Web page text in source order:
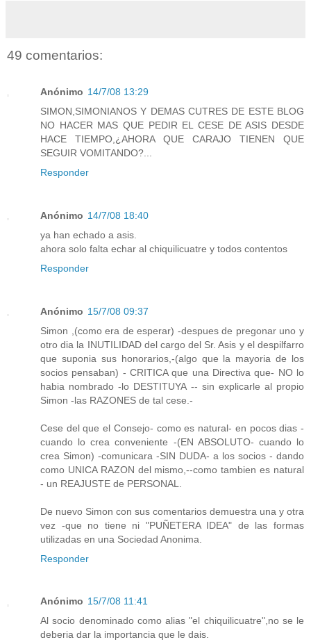
49 comentarios:
Anónimo 14/7/08 13:29
SIMON,SIMONIANOS Y DEMAS CUTRES DE ESTE BLOG
NO HACER MAS QUE PEDIR EL CESE DE ASIS DESDE
HACE TIEMPO,¿AHORA QUE CARAJO TIENEN QUE
SEGUIR VOMITANDO?...
Responder
Anónimo 14/7/08 18:40
ya han echado a asis.
ahora solo falta echar al chiquilicuatre y todos contentos
Responder
Anónimo 15/7/08 09:37
Simon ,(como era de esperar) -despues de pregonar uno y
otro dia la INUTILIDAD del cargo del Sr. Asis y el despilfarro
que suponia sus honorarios,-(algo que la mayoria de los
socios pensaban) - CRITICA que una Directiva que- NO lo
habia nombrado -lo DESTITUYA -- sin explicarle al propio
Simon -las RAZONES de tal cese.-
Cese del que el Consejo- como es natural- en pocos dias -
cuando lo crea conveniente -(EN ABSOLUTO- cuando lo
crea Simon) -comunicara -SIN DUDA- a los socios - dando
como UNICA RAZON del mismo,--como tambien es natural
- un REAJUSTE de PERSONAL.
De nuevo Simon con sus comentarios demuestra una y otra
vez -que no tiene ni "PUÑETERA IDEA" de las formas
utilizadas en una Sociedad Anonima.
Responder
Anónimo 15/7/08 11:41
Al socio denominado como alias "el chiquilicuatre",no se le
deberia dar la importancia que le dais.